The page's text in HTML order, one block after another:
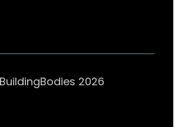
2026